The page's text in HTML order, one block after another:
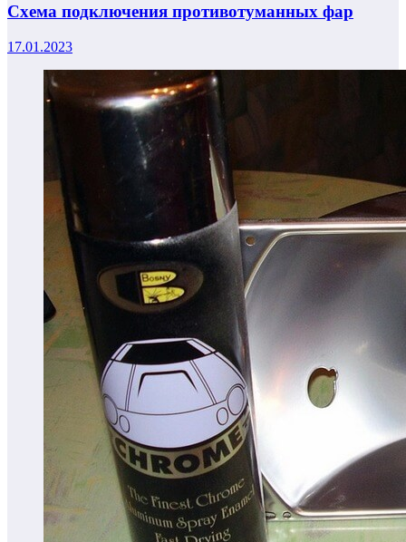
Схема подключения противотуманных фар
17.01.2023